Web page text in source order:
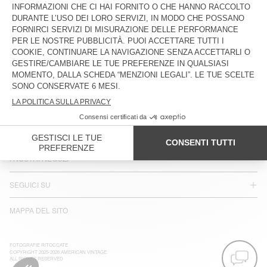
LINGUA :
ACCESSIBILITÀ
JOIN US
SERVIZIO CLIENTI
TERMINI LEGALI
I NOSTRI NEGOZI
SEGUICI SU
MAPPA DEL SITO
NEWSLETTER
FOTOGRAFIE RITOCCATE
COPYRIGHT 2025-2026 AMERICAN VINTAGE
ALL RIGHTS RESERVED